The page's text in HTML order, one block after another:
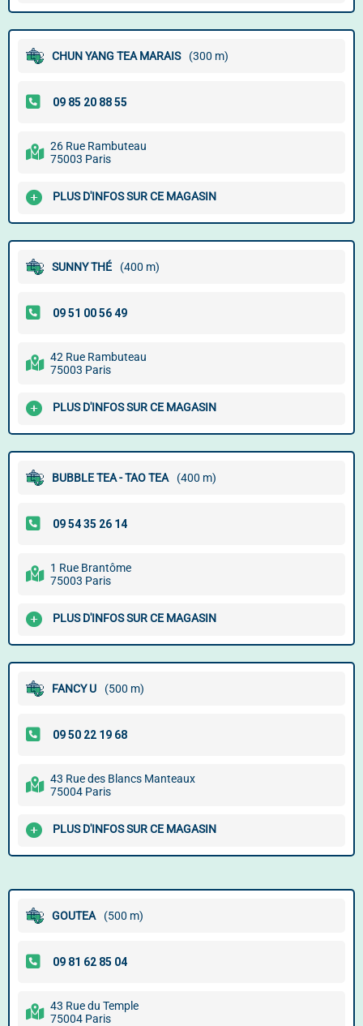
CHUN YANG TEA MARAIS (300 m)
26 Rue Rambuteau
75003 Paris
PLUS D'INFOS SUR CE MAGASIN
SUNNY THÉ (400 m)
42 Rue Rambuteau
75003 Paris
PLUS D'INFOS SUR CE MAGASIN
BUBBLE TEA - TAO TEA (400 m)
1 Rue Brantôme
75003 Paris
PLUS D'INFOS SUR CE MAGASIN
FANCY U (500 m)
43 Rue des Blancs Manteaux
75004 Paris
PLUS D'INFOS SUR CE MAGASIN
GOUTEA (500 m)
43 Rue du Temple
75004 Paris